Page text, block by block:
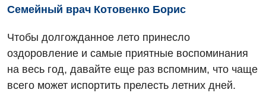
Семейный врач Котовенко Борис
Чтобы долгожданное лето принесло
оздоровление и самые приятные воспоминания
на весь год, давайте еще раз вспомним, что чаще
всего может испортить прелесть летних дней.